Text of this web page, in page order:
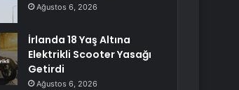
Ağustos 6, 2026
İrlanda 18 Yaş Altına
Elektrikli Scooter Yasağı
Getirdi
Ağustos 6, 2026